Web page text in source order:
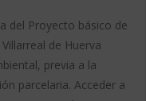
del Proyecto básico de
de Huerva
previa a la
parcelaria. Acceder a